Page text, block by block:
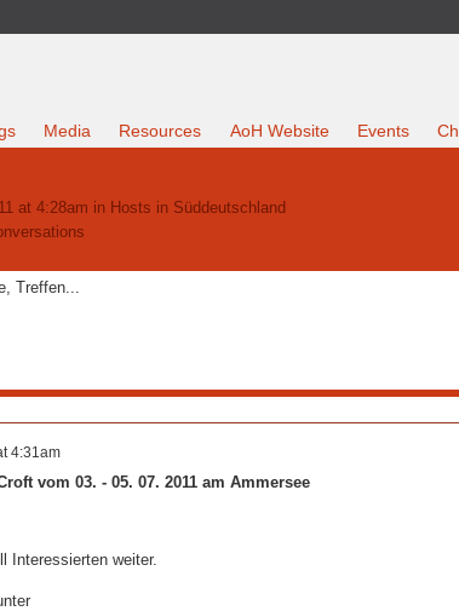
Media Resources AoH Website Events
at 4:28am in Hosts in Süddeutschland
Treffen...
4:31am
vom 03. - 05. 07. 2011 am Ammersee
Interessierten weiter.